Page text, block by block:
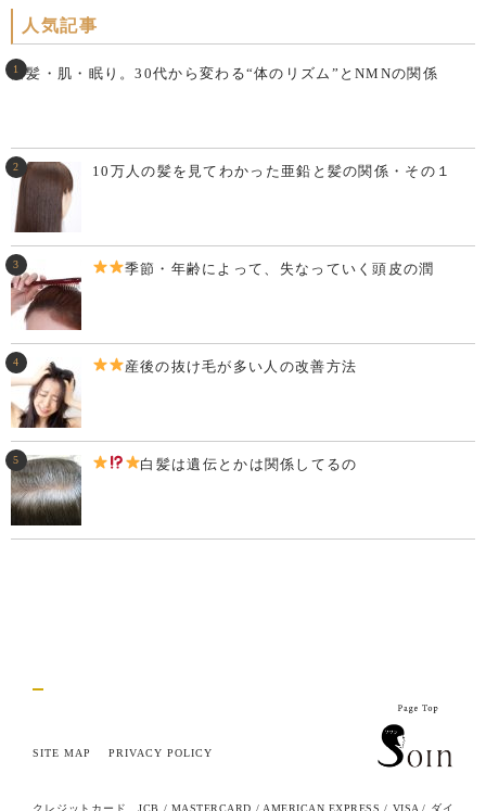
人気記事
白髪・肌・眠り。30代から変わる“体のリズム”とNMNの関係
10万人の髪を見てわかった亜鉛と髪の関係・その１
季節・年齢によって、失なっていく頭皮の潤
産後の抜け毛が多い人の改善方法
白髪は遺伝とかは関係してるの
SITE MAP PRIVACY POLICY
クレジットカード…JCB / MASTERCARD / AMERICAN EXPRESS / VISA / ダイ